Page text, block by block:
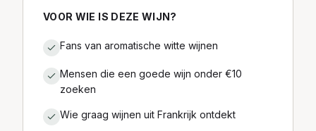
VOOR WIE IS DEZE WIJN?
Fans van aromatische witte wijnen
Mensen die een goede wijn onder €10
zoeken
Wie graag wijnen uit Frankrijk ontdekt